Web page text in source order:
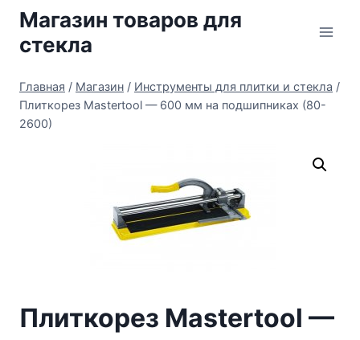
Перейти
содержимому
Магазин товаров для
стекла
Главная / Магазин / Инструменты для плитки и стекла /
Плиткорез Mastertool — 600 мм на подшипниках (80-
2600)
Плиткорез Mastertool —